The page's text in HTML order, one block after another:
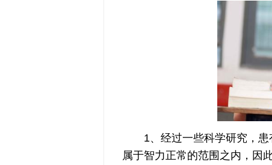
1、经过一些科学研究，患
属于智力正常的范围之内，因